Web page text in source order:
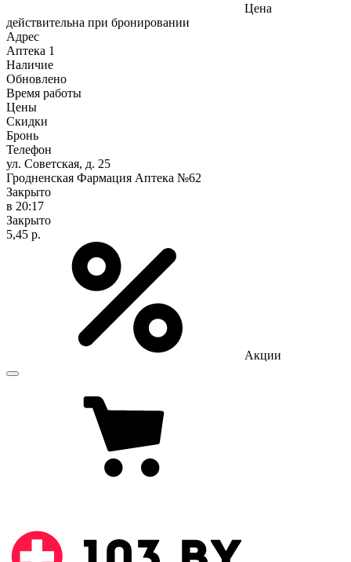
Цена
действительна при бронировании
Адрес
Аптека 1
Наличие
Обновлено
Время работы
Цены
Скидки
Бронь
Телефон
ул. Советская, д. 25
Гродненская Фармация Аптека №62
Закрыто
в 20:17
Закрыто
5,45 р.
Акции